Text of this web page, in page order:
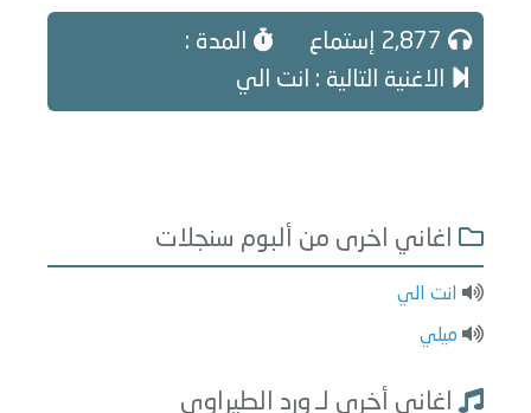
المدة :
الاغنية التالية : انت الي
اغاني اخرى من ألبوم سنجلات
انت الي
ميلي
اغاني أخرى لـ ورد الطيراوي